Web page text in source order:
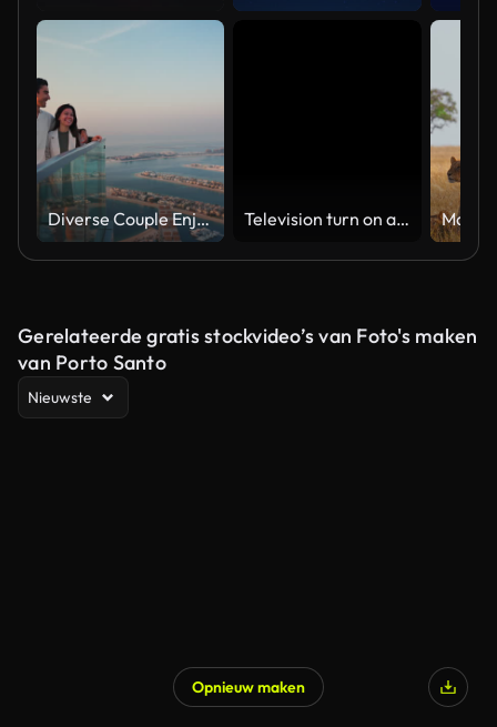
Diverse Couple Enjoying Sunset Views from High Rise Sky Deck Overlooking Palm Jumeirah Television turn on and off. Switch on tv effect, switch off tv effect. Turn on Lcd TV effect, turn off TV effect . Led Tv on and off on black background
Gerelateerde gratis stockvideo’s van Foto's maken
van Porto Santo
Nieuwste
Opnieuw maken